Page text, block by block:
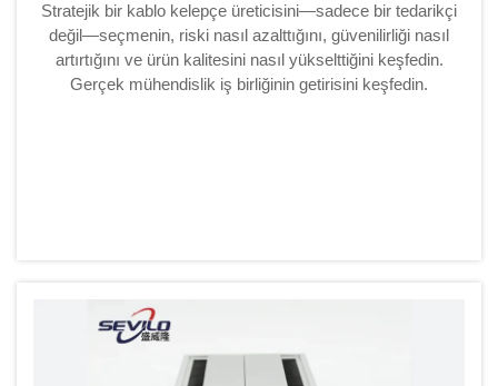
Stratejik bir kablo kelepçe üreticisini—sadece bir tedarikçi
değil—seçmenin, riski nasıl azalttığını, güvenilirliği nasıl
artırtığını ve ürün kalitesini nasıl yükselttiğini keşfedin.
Gerçek mühendislik iş birliğinin getirisini keşfedin.